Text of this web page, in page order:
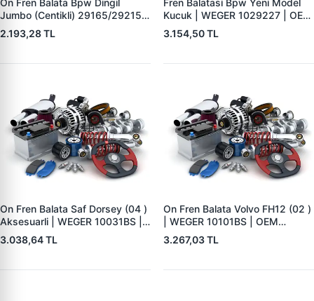
On Fren Balata Bpw Dingil
Jumbo (Centikli) 29165/29215 |
WEGER 10041-2 | OEM
0509290050 0980102750
2.193,28 TL
Fren Balatasi Bpw Yeni Model
Kucuk | WEGER 1029227 | OEM
509290120 29227
3.154,50 TL
On Fren Balata Saf Dorsey (04 )
Aksesuarli | WEGER 10031BS |
OEM 3057008400
3.038,64 TL
On Fren Balata Volvo FH12 (02 )
| WEGER 10101BS | OEM
1078439
3.267,03 TL